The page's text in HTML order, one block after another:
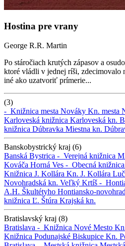
Hostina pre vrany
George R.R. Martin
Po stáročiach krutých zápasov a
ktoré vládli v jednej ríši, zdecimovalo
iné ako uzatvoriť prímerie...
(3)
- Knižnica mesta Nováky Kn. mesta
Karloveská knižnica Karloveská kn.
knižnica Dúbravka Miestna kn.
Banskobystrický kraj (6)
Banská Bystrica - Verejná knižnica
Kováča Horná Ves - Obecná knižnica
Knižnica J. Kollára Kn. J. Kollára
Novohradská kn. Veľký Krtíš -
A.H. Škultétyho Hontiansko-
knižnica Ľ. Štúra Krajská kn.
Bratislavský kraj (8)
Bratislava - Knižnica Nové Mesto
Knižnica Podunajské Biskupice Kn.